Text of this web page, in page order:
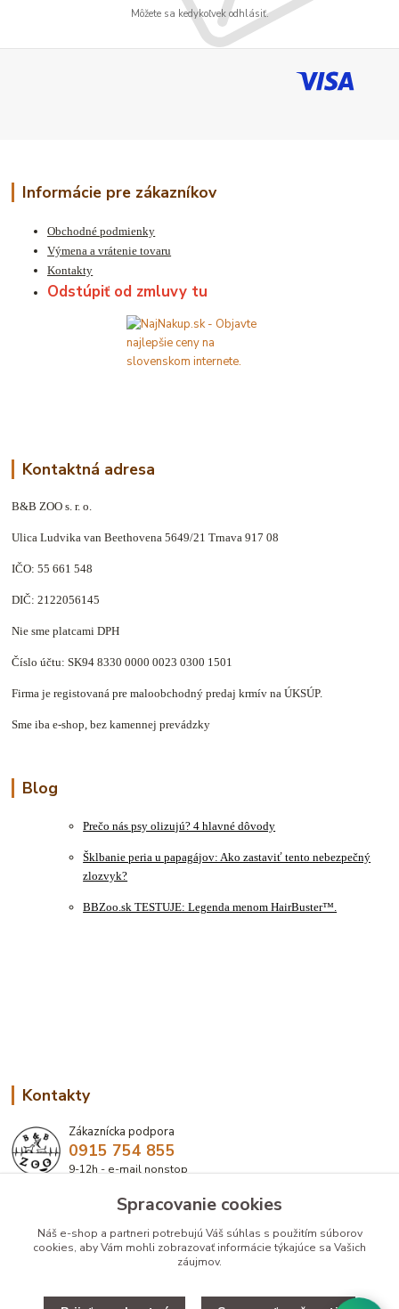
Môžete sa kedykoľvek odhlásiť.
Informácie pre zákazníkov
Obchodné podmienky
Výmena a vrátenie tovaru
Kontakty
Odstúpiť od zmluvy tu
Kontaktná adresa
B&B ZOO s. r. o.
Ulica Ludvika van Beethovena 5649/21 Trnava 917 08
IČO: 55 661 548
DIČ: 2122056145
Nie sme platcami DPH
Číslo účtu: SK94 8330 0000 0023 0300 1501
Firma je registovaná pre maloobchodný predaj krmív na ÚKSÚP.
Sme iba e-shop, bez kamennej prevádzky
Blog
Prečo nás psy olizujú? 4 hlavné dôvody
Šklbanie peria u papagájov: Ako zastaviť tento nebezpečný
zlozvyk?
BBZoo.sk TESTUJE: Legenda menom HairBuster™.
Kontakty
Zákaznícka podpora
0915 754 855
9-12h - e-mail nonstop
eshop@bbzoo.skSpracovanie cookies
Náš e-shop a partneri potrebujú Váš súhlas s použitím súborov
cookies, aby Vám mohli zobrazovať informácie týkajúce sa Vašich
záujmov.